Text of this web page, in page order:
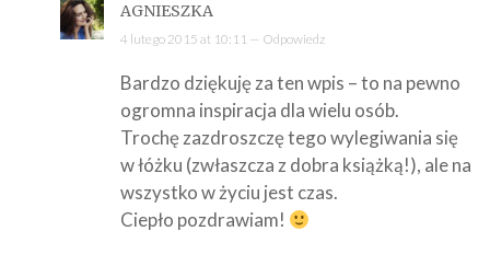
AGNIESZKA
4 lutego 2015 at 10:11 — Odpowiedz
Bardzo dziękuję za ten wpis – to na pewno
ogromna inspiracja dla wielu osób.
Trochę zazdroszczę tego wylegiwania się
w łóżku (zwłaszcza z dobra książką!), ale na
wszystko w życiu jest czas.
Ciepło pozdrawiam!